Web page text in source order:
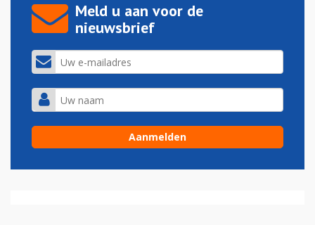
Meld u aan voor de
nieuwsbrief